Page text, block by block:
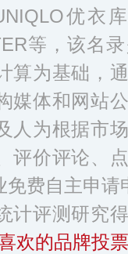
优衣
等，该名
算为基础，
媒体和网站
人为根据市
评价评论、
免费自主申
计评测研究
欢的品牌投